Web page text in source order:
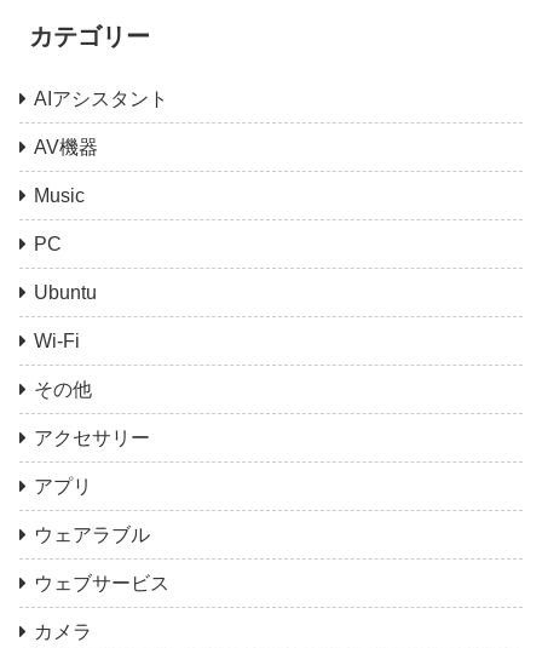
カテゴリー
AIアシスタント
AV機器
Music
PC
Ubuntu
Wi-Fi
その他
アクセサリー
アプリ
ウェアラブル
ウェブサービス
カメラ